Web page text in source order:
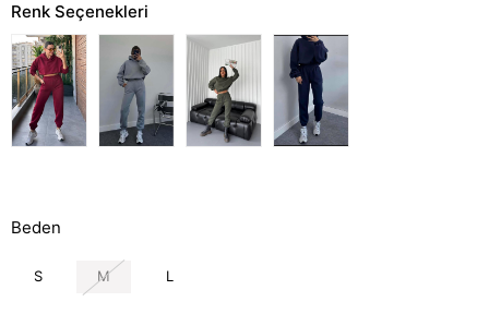
Renk Seçenekleri
Beden
S M L